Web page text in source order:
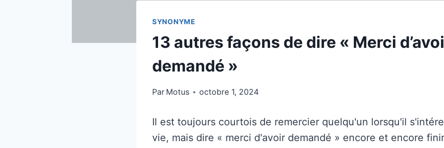
SYNONYME
13 autres façons de dire « Merci
demandé »
Par Motus octobre 1, 2024
Il est toujours courtois de remercier quelqu'un lorsqu'il
vie, mais dire « merci d'avoir demandé » encore et encore